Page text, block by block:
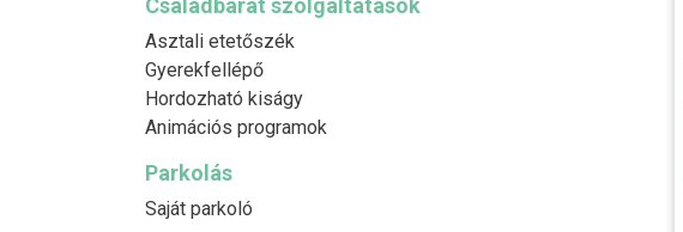
Családbarát szolgáltatások
Asztali etetőszék
Gyerekfellépő
Hordozható kiságy
Animációs programok
Parkolás
Saját parkoló